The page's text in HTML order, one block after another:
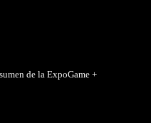
de la ExpoGame +